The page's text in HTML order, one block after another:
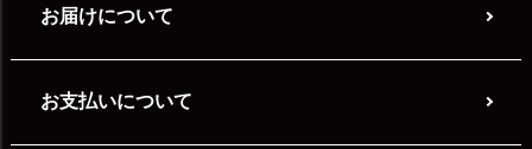
お届けについて
お支払いについて